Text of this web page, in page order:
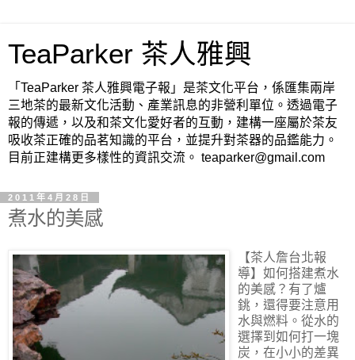
TeaParker 茶人雅興
「TeaParker 茶人雅興電子報」是茶文化平台，係匯集兩岸
三地茶的最新文化活動、產業訊息的非營利單位。透過電子
報的傳遞，以及和茶文化愛好者的互動，建構一座屬於茶友
吸收茶正確的品茗知識的平台，並提升對茶器的品鑑能力。
目前正建構更多樣性的資訊交流。 teaparker@gmail.com
2011年4月28日
煮水的美感
【茶人詹台北報
導】 如何搭建煮水
的美感？有了爐
銚，還得要注意用
水與燃料。從水的
選擇到如何打一塊
炭，在小小的差異